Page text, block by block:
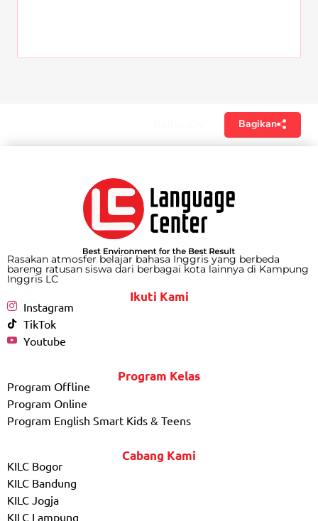
Bagikan
Rasakan atmosfer belajar bahasa Inggris yang berbeda
bareng ratusan siswa dari berbagai kota lainnya di Kampung
Inggris LC
Ikuti Kami
Instagram
TikTok
Youtube
Program Kelas
Program Offline
Program Online
Program English Smart Kids & Teens
Cabang Kami
KILC Bogor
KILC Bandung
KILC Jogja
KILC Lampung